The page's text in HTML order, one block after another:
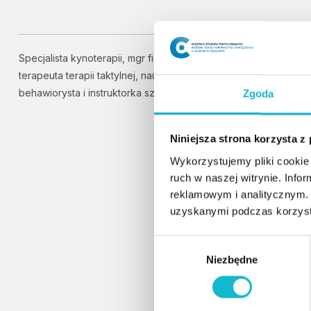
Zgoda
Niniejsza strona korzysta z
Wykorzystujemy pliki
ruch w naszej witrynie.
reklamowym i
uzyskanymi podczas
Niezbędne
Specjalista kynoterapii, mgr fizjoterapii, oligofrenopedagog,
terapeuta terapii taktylnej, nauczyciel akademicki,
behawiorysta i instruktorka szkolenia psów.